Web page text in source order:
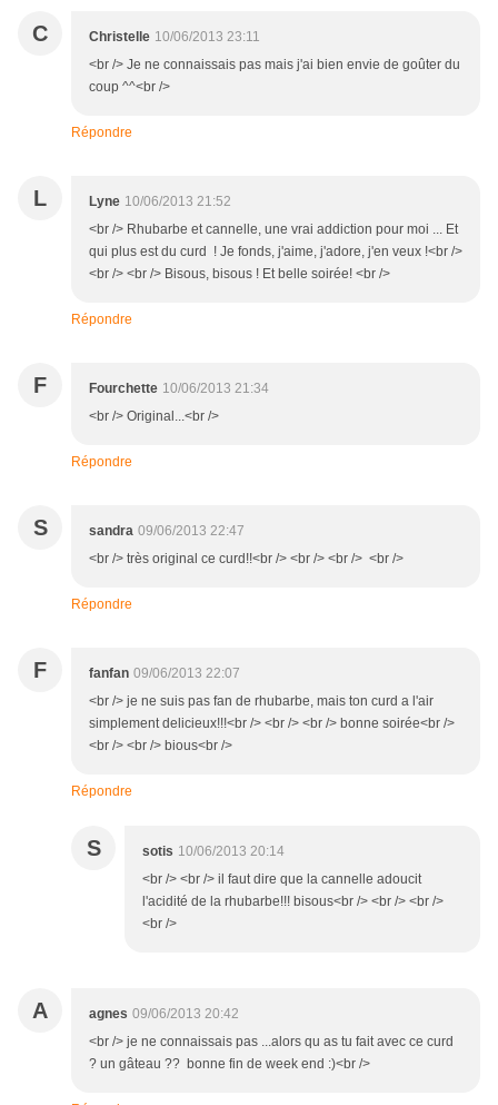
C Christelle 10/06/2013 23:11
<br /> Je ne connaissais pas mais j'ai bien envie de goûter du
coup ^^<br />
Répondre
L Lyne 10/06/2013 21:52
<br /> Rhubarbe et cannelle, une vrai addiction pour moi ... Et
qui plus est du curd ! Je fonds, j'aime, j'adore, j'en veux !<br />
<br /> <br /> Bisous, bisous ! Et belle soirée! <br />
Répondre
F Fourchette 10/06/2013 21:34
<br /> Original...<br />
Répondre
S sandra 09/06/2013 22:47
<br /> très original ce curd!!<br /> <br /> <br /> <br />
Répondre
F fanfan 09/06/2013 22:07
<br /> je ne suis pas fan de rhubarbe, mais ton curd a l'air
simplement delicieux!!!<br /> <br /> <br /> bonne soirée<br />
<br /> <br /> bious<br />
Répondre
S sotis 10/06/2013 20:14
<br /> <br /> il faut dire que la cannelle adoucit
l'acidité de la rhubarbe!!! bisous<br /> <br /> <br />
<br />
A agnes 09/06/2013 20:42
<br /> je ne connaissais pas ...alors qu as tu fait avec ce curd
? un gâteau ?? bonne fin de week end :)<br />